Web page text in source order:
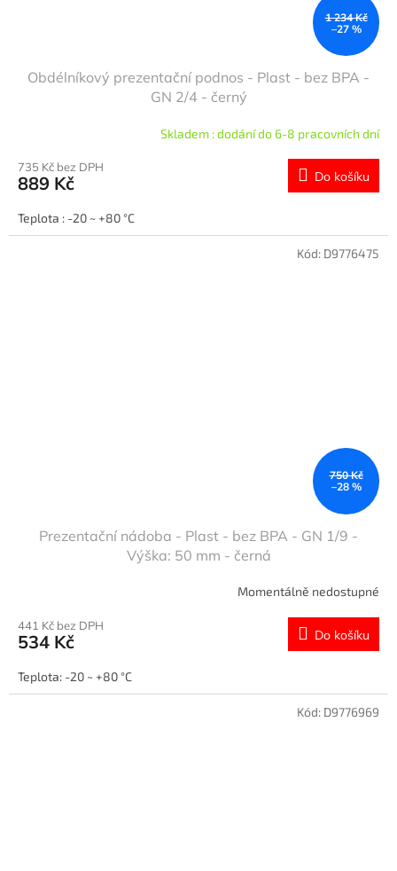
1 234 Kč
–27 %
Obdélníkový prezentační podnos - Plast - bez BPA -
GN 2/4 - černý
Skladem : dodání do 6-8 pracovních dní
735 Kč bez DPH
889 Kč Do košíku
Teplota : -20 ~ +80 °C
750 Kč
–28 %
Prezentační nádoba - Plast - bez BPA - GN 1/9 -
Výška: 50 mm - černá
Momentálně nedostupné
441 Kč bez DPH
534 Kč Do košíku
Teplota: -20 ~ +80 °C
Kód: D9776475
Kód: D9776969